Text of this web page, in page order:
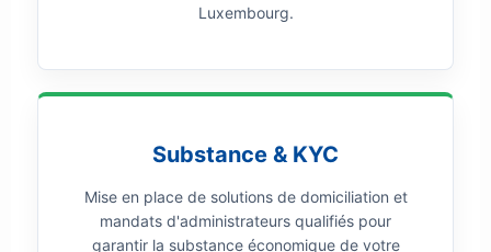
Luxembourg.
Substance & KYC
Mise en place de solutions de domiciliation et
mandats d'administrateurs qualifiés pour
garantir la substance économique de votre